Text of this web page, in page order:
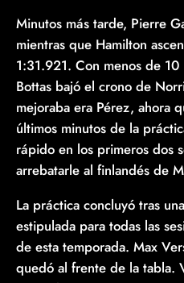
Minutos más tarde, Pierre
mientras que Hamilton
1:31.921. Con menos de
Bottas bajó el crono de
mejoraba era Pérez, ahora
últimos minutos de la
rápido en los primeros dos
arrebatarle al finlandés de
La práctica concluyó tras
estipulada para todas las
de esta temporada. Max
quedó al frente de la tabla.